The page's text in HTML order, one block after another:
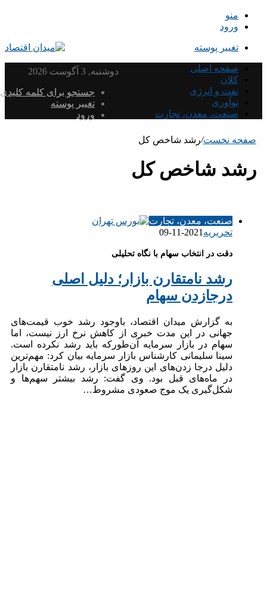
منو
ورود
تغییر پوسته
صفحه اصلی
کلان
نفت و انرژی
نوآوری
صنعت، معدن، تجارت
دوشنبه, 3 آگوست 2026
جستجو برای کلمه کلیدی
تغییر پوسته
ورود
صفحه نخست/رشد شاخص کل
رشد شاخص کل
صنعت، معدن، تجارت
تحریریه 2021-11-09
دقت در انتخاب سهام با نگاه تحلیلی
رشد نامتقارن بازار؛ دلیل اصلی
درجازدن سهام
به گزارش میدان اقتصاد، باوجود رشد خوب قیمت‌های
جهانی در این مدت خبری از کاهش نرخ ارز نیست، اما
سهام در بازار سرمایه آن‌طورکه باید رشد نکرده است.
سینا سلیمانی کارشناس بازار سرمایه بیان کرد: مهم‌ترین
دلیل درجا زدن‌های این روزهای بازار، رشد نامتقارن بازار
در ماه‌های قبل بود. وی گفت: رشد بیشتر سهم‌ها و
شکل‌گیری یک موج صعودی مشروط…